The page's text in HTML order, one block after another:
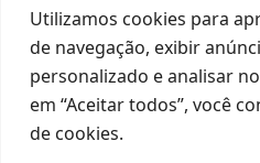
Utilizamos cookies para
de navegação, exibir
personalizado e analisar
em “Aceitar todos”, você
de cookies.
© Copyright Angra Paradise